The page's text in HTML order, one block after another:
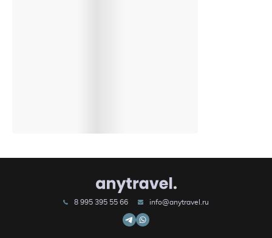
8 995 395 55 66 info@anytravel.ru